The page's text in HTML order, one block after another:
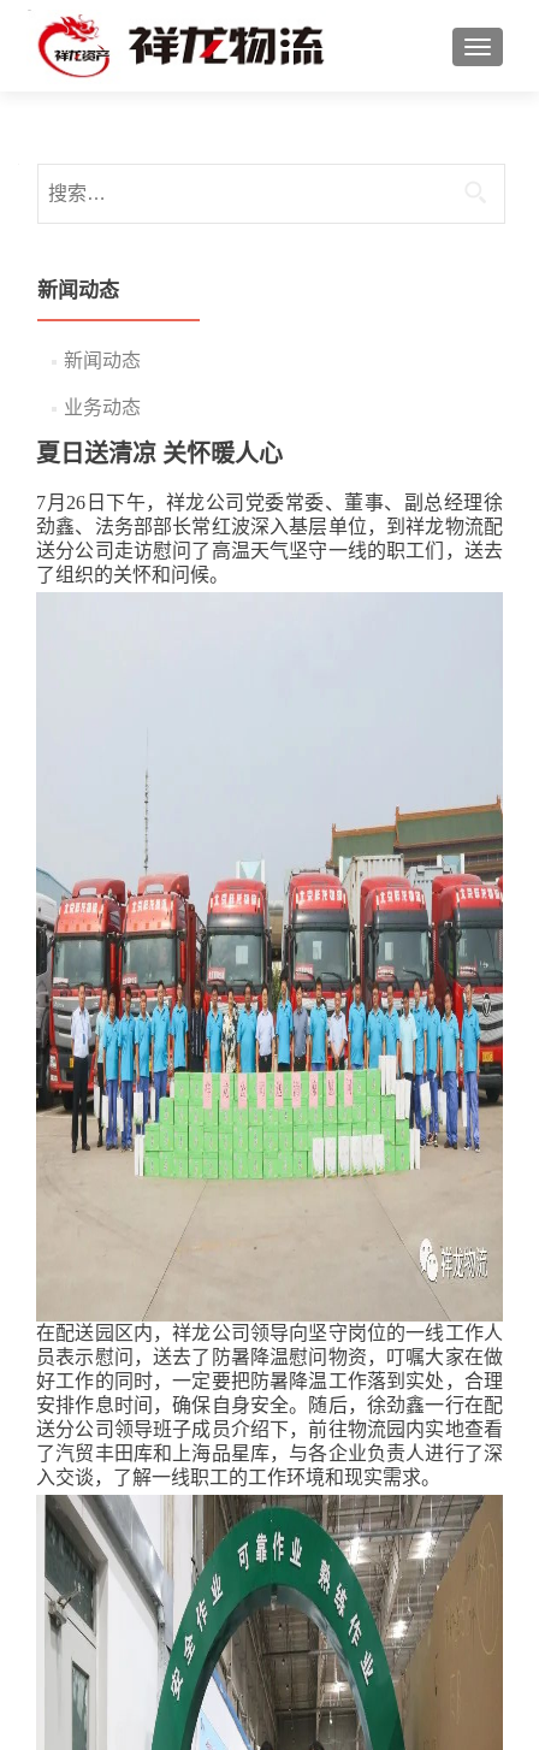
切换导
新闻动态
新闻动态
业务动态
夏日送清凉 关怀暖人心
7月26日下午，祥龙公司党委常委、董事、副总经理徐
劲鑫、法务部部长常红波深入基层单位，到祥龙物流配
送分公司走访慰问了高温天气坚守一线的职工们，送去
了组织的关怀和问候。
在配送园区内，祥龙公司领导向坚守岗位的一线工作人
员表示慰问，送去了防暑降温慰问物资，叮嘱大家在做
好工作的同时，一定要把防暑降温工作落到实处，合理
安排作息时间，确保自身安全。随后，徐劲鑫一行在配
送分公司领导班子成员介绍下，前往物流园内实地查看
了汽贸丰田库和上海品星库，与各企业负责人进行了深
入交谈，了解一线职工的工作环境和现实需求。